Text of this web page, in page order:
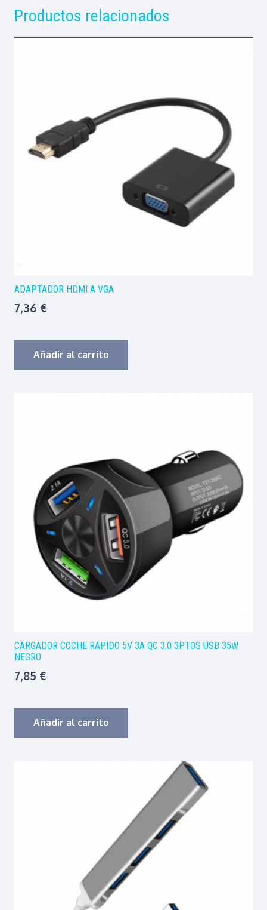
Productos relacionados
ADAPTADOR HDMI A VGA
7,36 €
Añadir al carrito
CARGADOR COCHE RAPIDO 5V 3A QC 3.0 3PTOS USB 35W
NEGRO
7,85 €
Añadir al carrito